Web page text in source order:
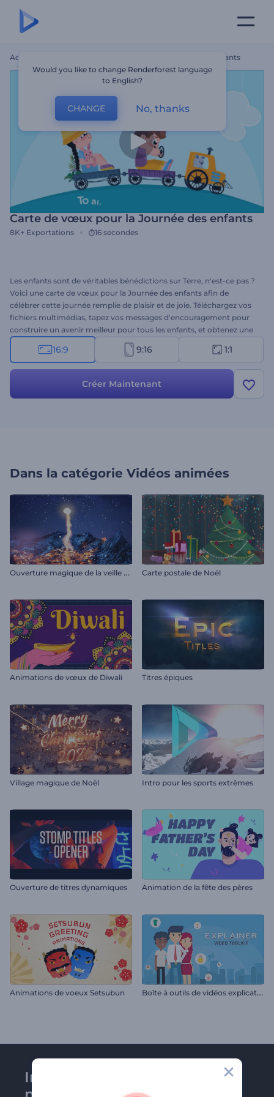
Accueil Carte De Vœux Pour La Journée Des Enfants
Carte de vœux pour la Journée des enfants
8K+ Exportations 16 secondes
Les enfants sont de véritables bénédictions sur Terre, n'est-ce pas ?
Voici une carte de vœux pour la Journée des enfants afin de
célébrer cette journée remplie de plaisir et de joie. Téléchargez vos
fichiers multimédias, tapez vos messages d'encouragement pour
construire un avenir meilleur pour tous les enfants, et obtenez une
animation de vœux joyeuse en quelques clics. Parfaitement adapté
aux introductions de vacances, aux salutations vidéo, aux
ouvertures de présentations et à de nombreux autres projets
16:9 9:16 1:1
Créer Maintenant
Dans la catégorie Vidéos animées
O
uverture magique de la veille du Nouvel An Carte postale de Noël
Animations de vœux de Diwali Titres épiques
Village magique de Noël Intro pour les sports extrêmes
Ouverture de titres dynamiques Animation de la fête des pères
Animations de voeux Setsubun B
oîte à outils de vidéos explicatives
Inscrivez-vous à la
Would you like to change Renderforest language
to English?
CHANGE No, thanks